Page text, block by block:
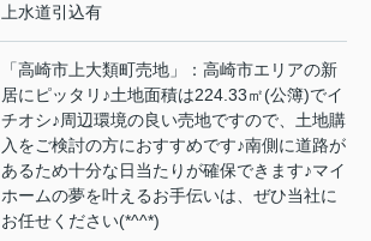
上水道引込有
「高崎市上大類町売地」：高崎市エリアの新
居にピッタリ♪土地面積は224.33㎡(公簿)でイ
チオシ♪周辺環境の良い売地ですので、土地購
入をご検討の方におすすめです♪南側に道路が
あるため十分な日当たりが確保できます♪マイ
ホームの夢を叶えるお手伝いは、ぜひ当社に
お任せください(*^^*)